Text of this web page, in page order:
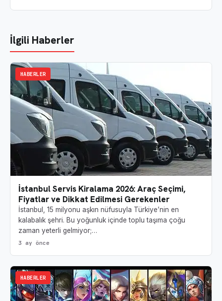
İlgili Haberler
HABERLER
İstanbul Servis Kiralama 2026: Araç Seçimi,
Fiyatlar ve Dikkat Edilmesi Gerekenler
İstanbul, 15 milyonu aşkın nüfusuyla Türkiye’nin en
kalabalık şehri. Bu yoğunluk içinde toplu taşıma çoğu
zaman yeterli gelmiyor;…
3 ay önce
HABERLER